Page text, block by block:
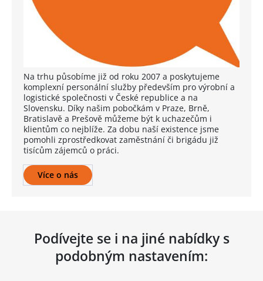
Na trhu působíme již od roku 2007 a poskytujeme
komplexní personální služby především pro výrobní a
logistické společnosti v České republice a na
Slovensku. Díky našim pobočkám v Praze, Brně,
Bratislavě a Prešově můžeme být k uchazečům i
klientům co nejblíže. Za dobu naší existence jsme
pomohli zprostředkovat zaměstnání či brigádu již
tisícům zájemců o práci.
Více o nás
Podívejte se i na jiné nabídky s
podobným nastavením: